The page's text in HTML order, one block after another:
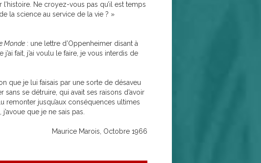
Ne croyez-vous pas qu’il est temps
la science au service de la vie ? »
Monde : une lettre d’Oppenheimer disant à
fait, j’ai voulu le faire, je vous interdis de
que je lui faisais par une sorte de désaveu
se détruire, qui avait ses raisons d’avoir
remonter jusqu’aux conséquences ultimes
que je ne sais pas.
Maurice Marois, Octobre 1966